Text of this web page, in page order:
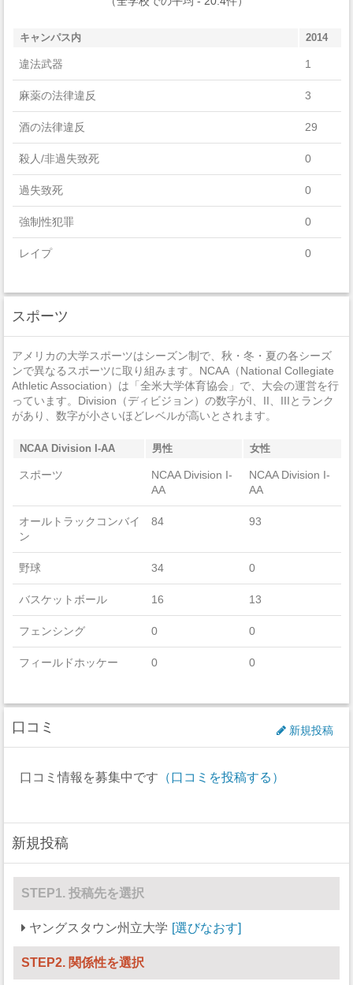
Multi/Interdisciplinary Studies
Area, Ethnic, Cultural, Gender, And Group Studies
キャンパス内 2014
違法武器 1
麻薬の法律違反 3
酒の法律違反 29
殺人/非過失致死 0
過失致死 0
強制性犯罪 0
レイプ 0
非強制性犯罪
法定強姦 0
強盗 1
加重暴行
窃盗 0
自動車盗難 0
放火
学生寮
違法武器 0
麻薬の法律違反 1
酒の法律違反 24
強制性犯罪 0
レイプ
非強制性犯罪
強盗
加重暴行
スポーツ
アメリカの大学スポーツはシーズン制で、秋・冬・夏の各シーズ
ンで異なるスポーツに取り組みます。NCAA（National Collegiate
Athletic Association）は「全米大学体育協会」で、大会の運営を行
っています。Division（ディビジョン）の数字がI、II、IIIとランク
があり、数字が小さいほどレベルが高いとされます。
NCAA Division I-AA 男性 女性
スポーツ
NCAA Division I-
AA
NCAA Division I-
AA
オールトラックコンバイ
ン
84 93
野球 34 0
バスケットボール 16 13
フェンシング 0 0
フィールドホッケー 0 0
ゴルフ
0
ボート 0 0
セーリング
サッカー 0 30
ソフトボール 0 20
スカッシュ 0 0
口コミ 新規投稿
口コミ情報を募集中です （口コミを投稿する）
新規投稿
STEP1. 投稿先を選択
ヤングスタウン州立大学 選びなおす
STEP2. 関係性を選択